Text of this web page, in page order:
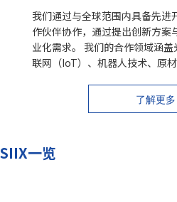
我们通过与全球范围内具备先进
作伙伴协作，通过提出创新方案
业化需求。 我们的合作领域涵
联网（IoT）、机器人技术、原材
了解更多
SIIX一览